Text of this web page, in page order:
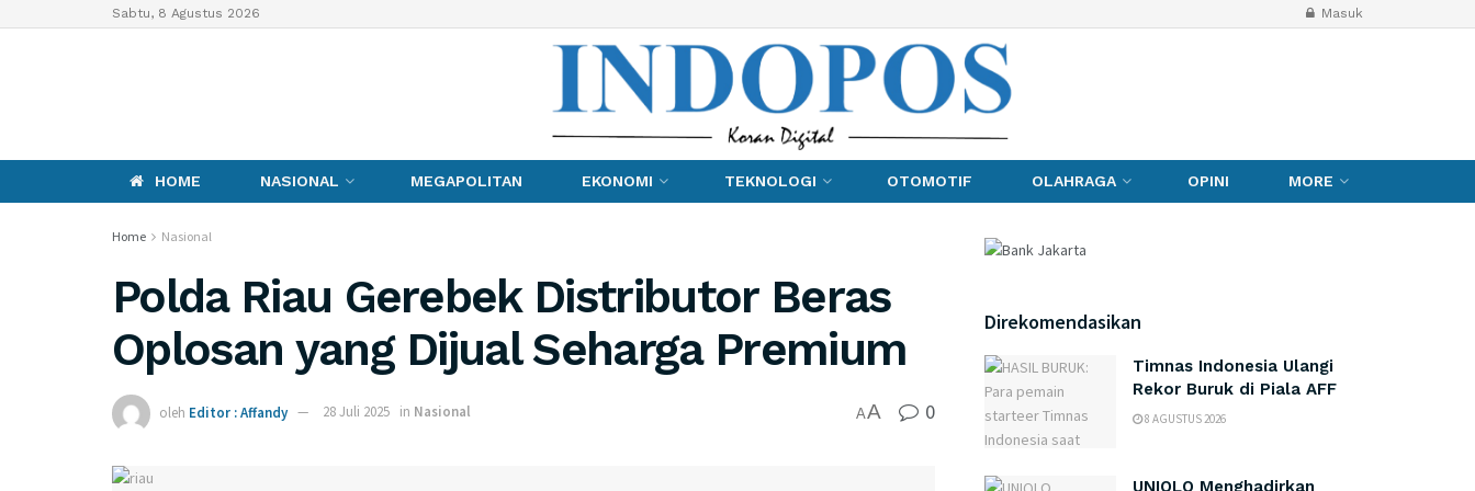
Sabtu, 8 Agustus 2026 Masuk
HOME NASIONAL MEGAPOLITAN EKONOMI TEKNOLOGI OTOMOTIF OLAHRAGA OPINI MORE
Home Nasional
Polda Riau Gerebek Distributor Beras
Oplosan yang Dijual Seharga Premium
oleh Editor : Affandy 28 Juli 2025 in Nasional AA 0
Direkomendasikan
Timnas Indonesia Ulangi
Rekor Buruk di Piala AFF
8 AGUSTUS 2026
UNIQLO Menghadirkan